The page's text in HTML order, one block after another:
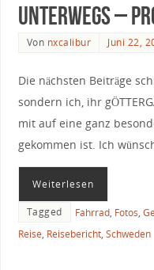
unterwegs –
Von nxcalibur Juni 22,
Die nächsten Beiträge
sondern ich, ihr
mit auf eine ganz
gekommen ist. Ich
Weiterlesen
Tagged Fahrrad, Fotos,
Reise, Reisebericht, Schweden